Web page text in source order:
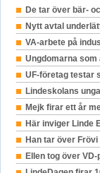
De tar över bär-
Nytt avtal
VA-arbete på
Ungdomarna
UF-företag testar
Lindeskolans
Mejk firar ett år
Här inviger Linde
Han tar över
Ellen tog över